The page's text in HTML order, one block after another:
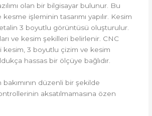
olan bir bilgisayar bulunur. Bu
kesme işleminin tasarımı yapılır. Kesim
3 boyutlu görüntüsü oluşturulur.
ve kesim şekilleri belirlenir. CNC
kesim, 3 boyutlu çizim ve kesim
hassas bir ölçüye bağlıdır.
düzenli bir şekilde
aksatılmamasına özen